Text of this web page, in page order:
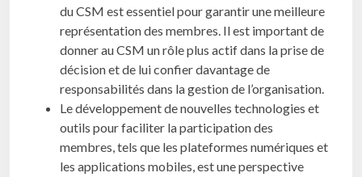
du CSM est essentiel pour garantir une meilleure
représentation des membres. Il est important de
donner au CSM un rôle plus actif dans la prise de
décision et de lui confier davantage de
responsabilités dans la gestion de l’organisation.
Le développement de nouvelles technologies et
outils pour faciliter la participation des
membres, tels que les plateformes numériques et
les applications mobiles, est une perspective